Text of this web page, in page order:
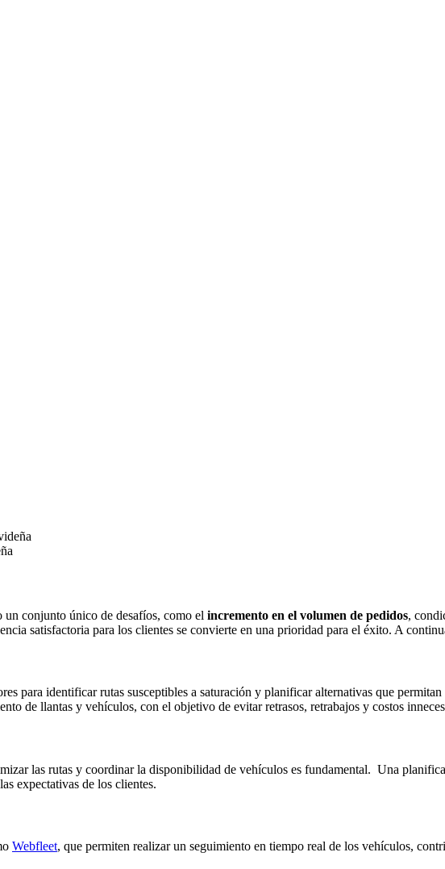
un conjunto único de desafíos, como el incremento en el volumen de pedidos,
satisfactoria para los clientes se convierte en una prioridad para el éxito. A
para identificar rutas susceptibles a saturación y planificar alternativas que
de llantas y vehículos, con el objetivo de evitar retrasos, retrabajos y costos
las rutas y coordinar la disponibilidad de vehículos es fundamental. Una
expectativas de los clientes.
Webfleet, que permiten realizar un seguimiento en tiempo real de los vehículos,